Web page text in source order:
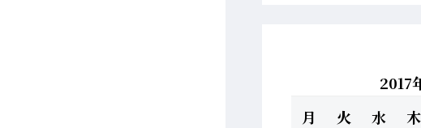
2017
月
火 水 木